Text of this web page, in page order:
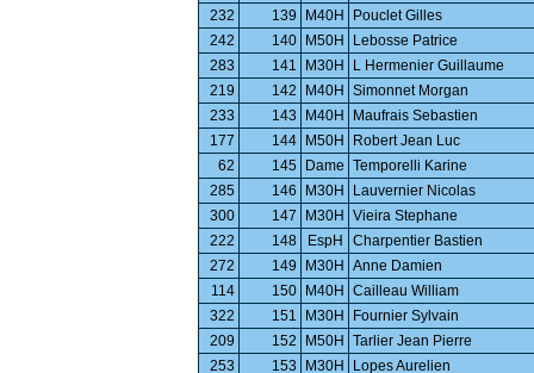
232
139 M40H
Pouclet Gilles
242
140 M50H
Lebosse Patrice
283
141 M30H
L Hermenier Guillaume
219
142 M40H
Simonnet Morgan
233
143 M40H
Maufrais Sebastien
177
144 M50H
Robert Jean Luc
62
145 Dame Temporelli Karine
285
146 M30H
Lauvernier Nicolas
300
147 M30H
Vieira Stephane
222
148 EspH
Charpentier Bastien
272
149 M30H
Anne Damien
114
150 M40H
Cailleau William
322
151 M30H
Fournier Sylvain
209
152 M50H
Tarlier Jean Pierre
253
153 M30H Lopes Aurelien